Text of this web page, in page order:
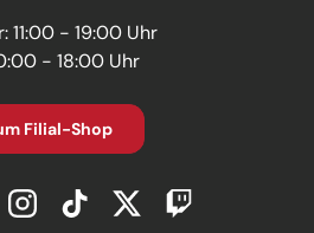
11:00 - 19:00 Uhr
- 18:00 Uhr
Filial-Shop
InstagramTikTokTwitterTwitch